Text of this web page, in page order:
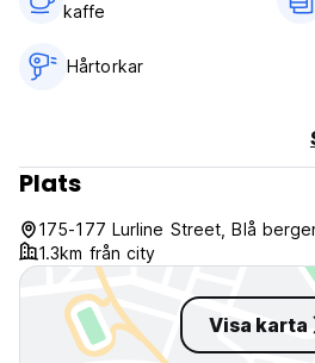
kaffe
Hårtorkar
Plats
175-177 Lurline Street, Blå
1.3km från city
Visa karta